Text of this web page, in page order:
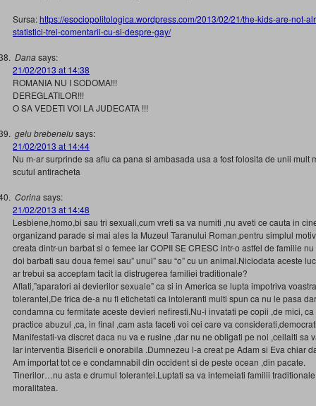
Sursa:https://esociopolitologica.wordpress.com/2013/02/21/the-kids-are-not-
statistici-trei-comentarii-cu-si-despre-gay/
Danasays:
21/02/2013 at 14:38
ROMANIA NU I SODOMA!!!
DEREGLATILOR!!!
O SA VEDETI VOI LA JUDECATA !!!
gelu brebenelusays:
21/02/2013 at 14:44
Nu m-ar surprinde sa aflu ca pana si ambasada usa a fost folosita de unii mult
scutul antiracheta
Corinasays:
21/02/2013 at 14:48
Lesbiene,homo,bi sau tri sexuali,cum vreti sa va numiti ,nu aveti ce cauta in
organizand parade si mai ales la Muzeul Taranului Roman,pentru simplul
creata dintr-un barbat si o femee iar COPII SE CRESC intr-o astfel de familie
doi barbati sau doua femei sau” unul” sau “o” cu un animal.Niciodata aceste
ar trebui sa acceptam tacit la distrugerea familiei traditionale?
Aflati,”aparatori ai devierilor sexuale” ca si in America se lupta impotriva
tolerantei,De frica de-a nu fi etichetati ca intoleranti multi spun ca nu le pasa
condamna cu fermitate aceste devieri nefiresti.Nu-i invatati pe copii ,de mici,
practice abuzul ,ca, in final ,cam asta faceti voi cei care va
Manifestati-va discret daca nu va e rusine ,dar nu ne obligati pe noi ,ceilalti sa
Iar interventia Bisericii e onorabila .Dumnezeu l-a creat pe Adam si Eva chiar
Am importat tot ce e condamnabil din occident si de peste ocean ,din pacate.
Tinerilor…nu asta e drumul tolerantei.Luptati sa va intemeiati familii
moralitatea.